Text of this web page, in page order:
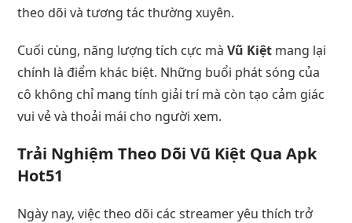
theo dõi và tương tác thường xuyên.
Cuối cùng, năng lượng tích cực màVũ Kiệt mang lại
chính là điểm khác biệt. Những buổi phát sóng của
cô không chỉ mang tính giải trí mà còn tạo cảm giác
vui vẻ và thoải mái cho người xem.
Trải Nghiệm Theo Dõi Vũ Kiệt Qua Apk
Hot51
Ngày nay, việc theo dõi các streamer yêu thích trở